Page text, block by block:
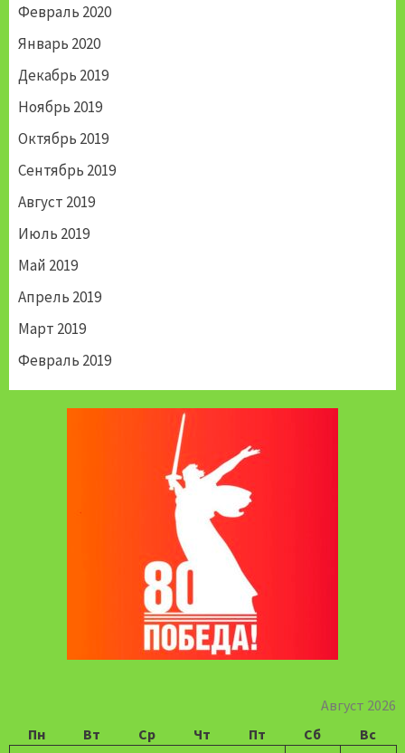
Февраль 2020
Январь 2020
Декабрь 2019
Ноябрь 2019
Октябрь 2019
Сентябрь 2019
Август 2019
Июль 2019
Май 2019
Апрель 2019
Март 2019
Февраль 2019
Август 2026
Пн
Вт Ср Чт Пт Сб
Вс